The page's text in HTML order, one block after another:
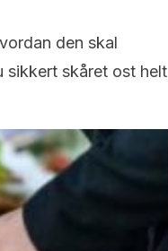
den skal
sikkert skåret ost helt